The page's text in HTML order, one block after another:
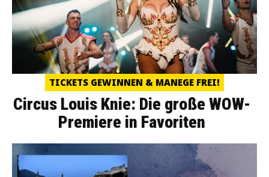
TICKETS GEWINNEN & MANEGE FREI!
Circus Louis Knie: Die große WOW-
Premiere in Favoriten